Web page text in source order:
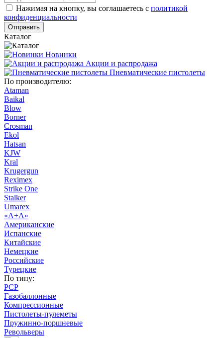
Нажимая на кнопку, вы соглашаетесь с политикой
конфиденциальности
Отправить
Каталог
Новинки
Акции и распродажа
Пневматические пистолеты
По производителю:
Ataman
Baikal
Blow
Borner
Crosman
Ekol
Hatsan
KJW
Kral
Krugergun
Reximex
Strike One
Stalker
Umarex
«А+А»
Американские
Испанские
Китайские
Немецкие
Российские
Турецкие
По типу:
PCP
Газобаллонные
Компрессионные
Пистолеты-пулеметы
Пружинно-поршневые
Револьверы